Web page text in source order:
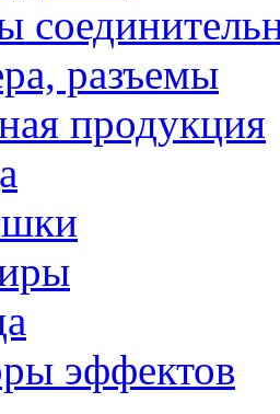
разъемы
продукция
эффектов